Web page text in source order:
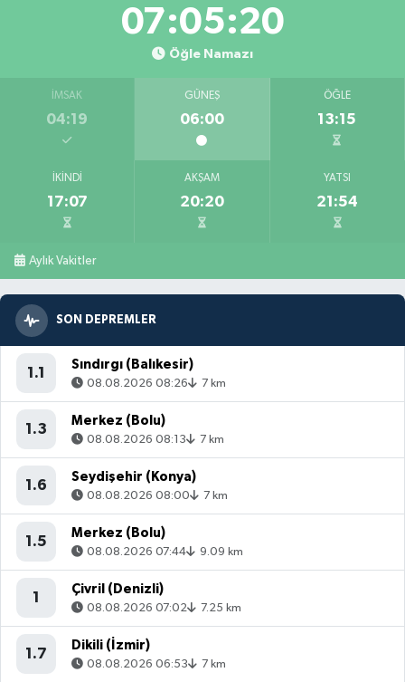
07:05:19
Öğle Namazı
İMSAK
04:19
GÜNEŞ
06:00
ÖĞLE
13:15
İKINDI
17:07
AKŞAM
20:20
YATSI
21:54
Aylık Vakitler
SON DEPREMLER
1.1
Sındırgı (Balıkesir)
08.08.2026 08:26 7 km
1.3
Merkez (Bolu)
08.08.2026 08:13 7 km
1.6
Seydişehir (Konya)
08.08.2026 08:00 7 km
1.5
Merkez (Bolu)
08.08.2026 07:44 9.09 km
1
Çivril (Denizli)
08.08.2026 07:02 7.25 km
1.7
Dikili (İzmir)
08.08.2026 06:53 7 km